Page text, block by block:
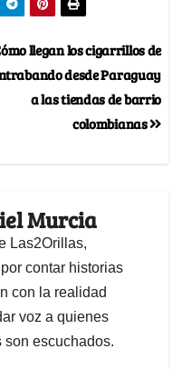
llegan los cigarrillos de
desde Paraguay
a las tiendas de barrio
colombianas
Murcia
Las2Orillas,
contar historias
con la realidad
voz a quienes
son escuchados.